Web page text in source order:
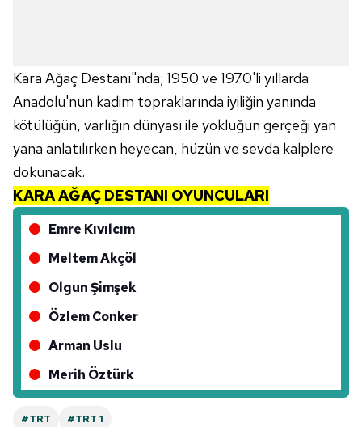
Çerezlere ilişkin tercihlerinizi aşağıda yer alan panel
vasıtasıyla belirleyebilirsiniz. Çerezlere ilişkin detaylı bilgi
için Ayarlar butonuna tıklayabilir,Çerez Bilgilendirme
Metnimiziziyaret edebilirsiniz.
6698 sayılı Kişisel Verilerin Korunması Kanunu uyarınca
hazırlanmış Aydınlatma Metnimizi okumak ve sitemizde
ilgili mevzuata uygun olarak kullanılan çerezlerle ilgili bilgi
almak için lütfentıklayınız
Kara Ağaç Destanı"nda; 1950 ve 1970'li yıllarda
Anadolu'nun kadim topraklarında iyiliğin yanında
kötülüğün, varlığın dünyası ile yokluğun gerçeği yan
yana anlatılırken heyecan, hüzün ve sevda kalplere
dokunacak.
KARA AĞAÇ DESTANI OYUNCULARI
Emre Kıvılcım
Meltem Akçöl
Olgun Şimşek
Özlem Conker
Arman Uslu
Merih Öztürk
#TRT #TRT 1